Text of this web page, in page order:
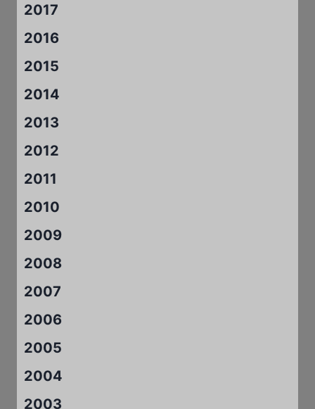
2017
2016
2015
2014
2013
2012
2011
2010
2009
2008
2007
2006
2005
2004
2003